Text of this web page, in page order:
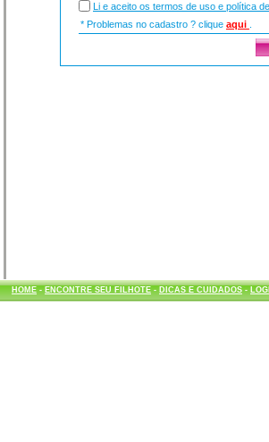
Li e aceito os termos de uso e política
* Problemas no cadastro ? clique aqui
HOME- ENCONTRE SEU FILHOTE- DICAS E CUIDADOS-